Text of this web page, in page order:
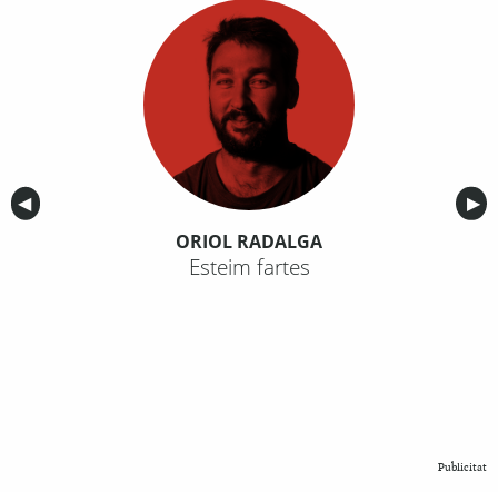
Anterior
◀︎ ▶︎
ORIOL RADALGA
Esteim fartes
Publicitat